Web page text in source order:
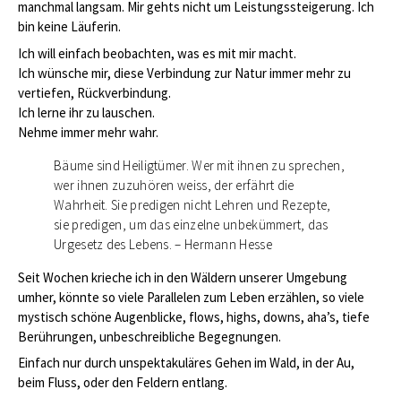
manchmal langsam. Mir gehts nicht um Leistungssteigerung. Ich
bin keine Läuferin.
Ich will einfach beobachten, was es mit mir macht.
Ich wünsche mir, diese Verbindung zur Natur immer mehr zu
vertiefen, Rückverbindung.
Ich lerne ihr zu lauschen.
Nehme immer mehr wahr.
Bäume sind Heiligtümer. Wer mit ihnen zu sprechen,
wer ihnen zuzuhören weiss, der erfährt die
Wahrheit. Sie predigen nicht Lehren und Rezepte,
sie predigen, um das einzelne unbekümmert, das
Urgesetz des Lebens. – Hermann Hesse
Seit Wochen krieche ich in den Wäldern unserer Umgebung
umher, könnte so viele Parallelen zum Leben erzählen, so viele
mystisch schöne Augenblicke, flows, highs, downs, aha’s, tiefe
Berührungen, unbeschreibliche Begegnungen.
Einfach nur durch unspektakuläres Gehen im Wald, in der Au,
beim Fluss, oder den Feldern entlang.